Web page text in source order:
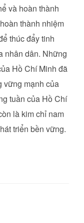
và hoàn thành
thành nhiệm
thúc đẩy tinh
nhân dân. Những
Hồ Chí Minh đã
vững mạnh của
tuần của Hồ Chí
là kim chỉ nam
triển bền vững.